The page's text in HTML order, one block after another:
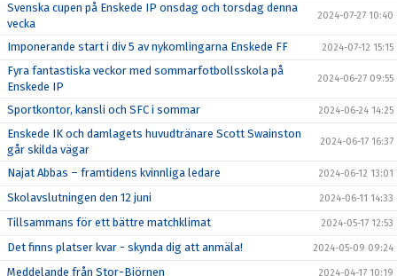
Svenska cupen på Enskede IP onsdag och torsdag denna
vecka
2024-07-27 10:40
Imponerande start i div 5 av nykomlingarna Enskede FF 2024-07-12 15:15
Fyra fantastiska veckor med sommarfotbollsskola på
Enskede IP
2024-06-27 09:55
Sportkontor, kansli och SFC i sommar 2024-06-24 14:25
Enskede IK och damlagets huvudtränare Scott Swainston
går skilda vägar
2024-06-17 16:37
Najat Abbas – framtidens kvinnliga ledare 2024-06-12 13:01
Skolavslutningen den 12 juni 2024-06-11 14:33
Tillsammans för ett bättre matchklimat 2024-05-17 12:53
Det finns platser kvar - skynda dig att anmäla! 2024-05-09 09:24
Meddelande från Stor-Björnen 2024-04-17 10:19